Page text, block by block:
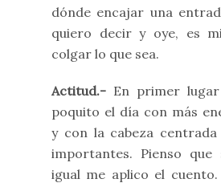
dónde encajar una
quiero decir y oye, es
colgar lo que sea.
Actitud.- En primer
poquito el día con más
y con la cabeza centrada
importantes. Pienso
igual me aplico el cuento.